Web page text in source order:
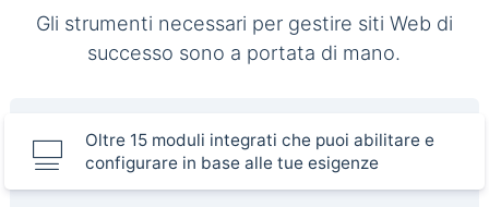
Gli strumenti necessari per gestire siti Web di
successo sono a portata di mano.
Oltre 15 moduli integrati che puoi abilitare e
configurare in base alle tue esigenze